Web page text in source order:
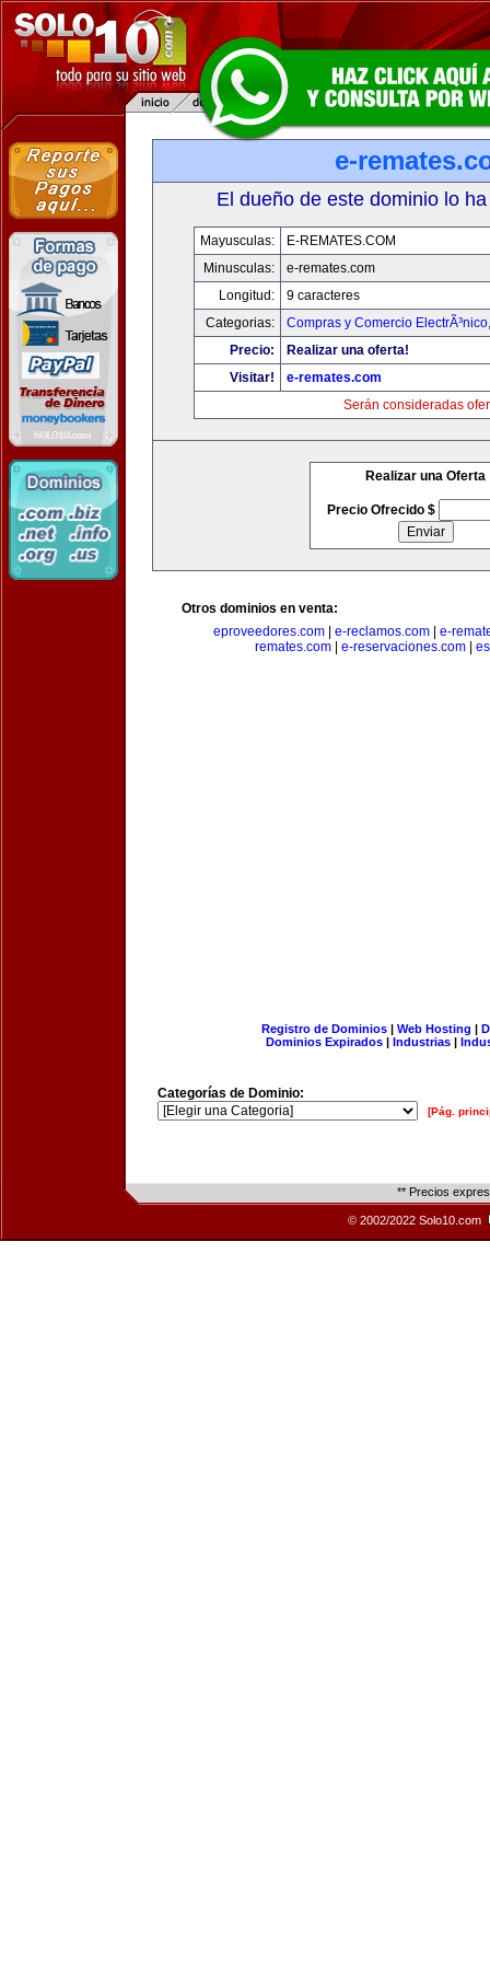
e-
El dueño de este dominio lo
Mayusculas:
E-REMATES.COM
Minusculas:
e-remates.com
Longitud:
9 caracteres
Categorias:
Compras y Comercio ElectrÃ³nico
Precio:
Realizar una oferta!
Visitar!
e-remates.com
Serán consideradas
Realizar una Oferta
Precio Ofrecido $
Otros dominios en venta:
eproveedores.com
e-reclamos.com
e-
remates.com| e-reservaciones.com|
Registro de Dominios| Web Hosting |
Dominios Expirados | Industrias |
Categorías de Dominio:
[Pág.
** Precios
© 2002/2022 Solo10.com